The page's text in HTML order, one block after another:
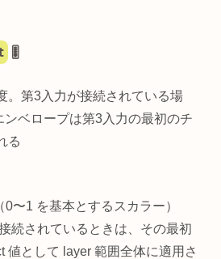
🎚️
。第3入力が接続されている場
ンベロープは第3入力の最初のチ
る
〜1 を基本とするスカラー）
続されているときは、その最初
値として layer 範囲全体に適用さ